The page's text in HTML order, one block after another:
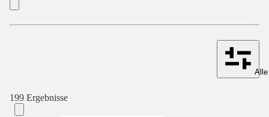
199 Ergebnisse